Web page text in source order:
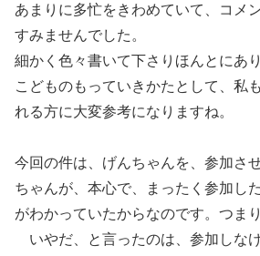
あまりに多忙をきわめていて、コメ
すみませんでした。
細かく色々書いて下さりほんとにあ
こどものもっていきかたとして、私
れる方に大変参考になりますね。
今回の件は、げんちゃんを、参加さ
ちゃんが、本心で、まったく参加し
がわかっていたからなのです。つま
いやだ、と言ったのは、参加しな